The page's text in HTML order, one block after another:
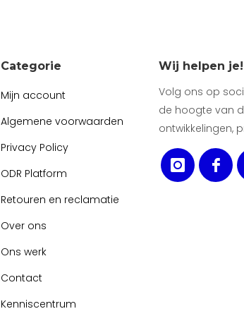
Categorie
Mijn account
Algemene voorwaarden
Privacy Policy
ODR Platform
Retouren en reclamatie
Over ons
Ons werk
Contact
Kenniscentrum
Wij helpen je!
Volg ons op
de hoogte van
ontwikkelingen,